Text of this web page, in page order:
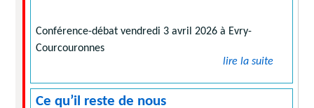
Conférence-débat vendredi 3 avril 2026 à Evry-
Courcouronnes
lire la suite
Ce qu’il reste de nous